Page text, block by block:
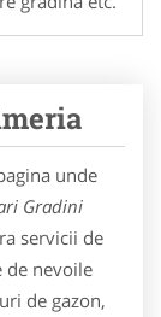
unde
Gradini
servicii de
de nevoile
de gazon,